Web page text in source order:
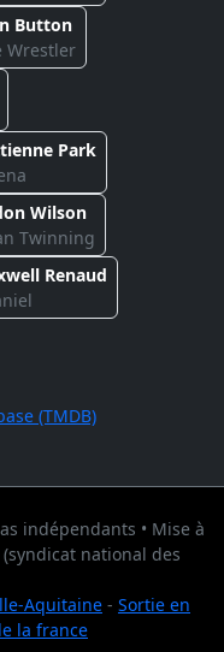
Button
Wrestler
Park
Wilson
Twinning
Renaud
indépendants • Mise à
(syndicat national des
Aquitaine - Sortie en
la france